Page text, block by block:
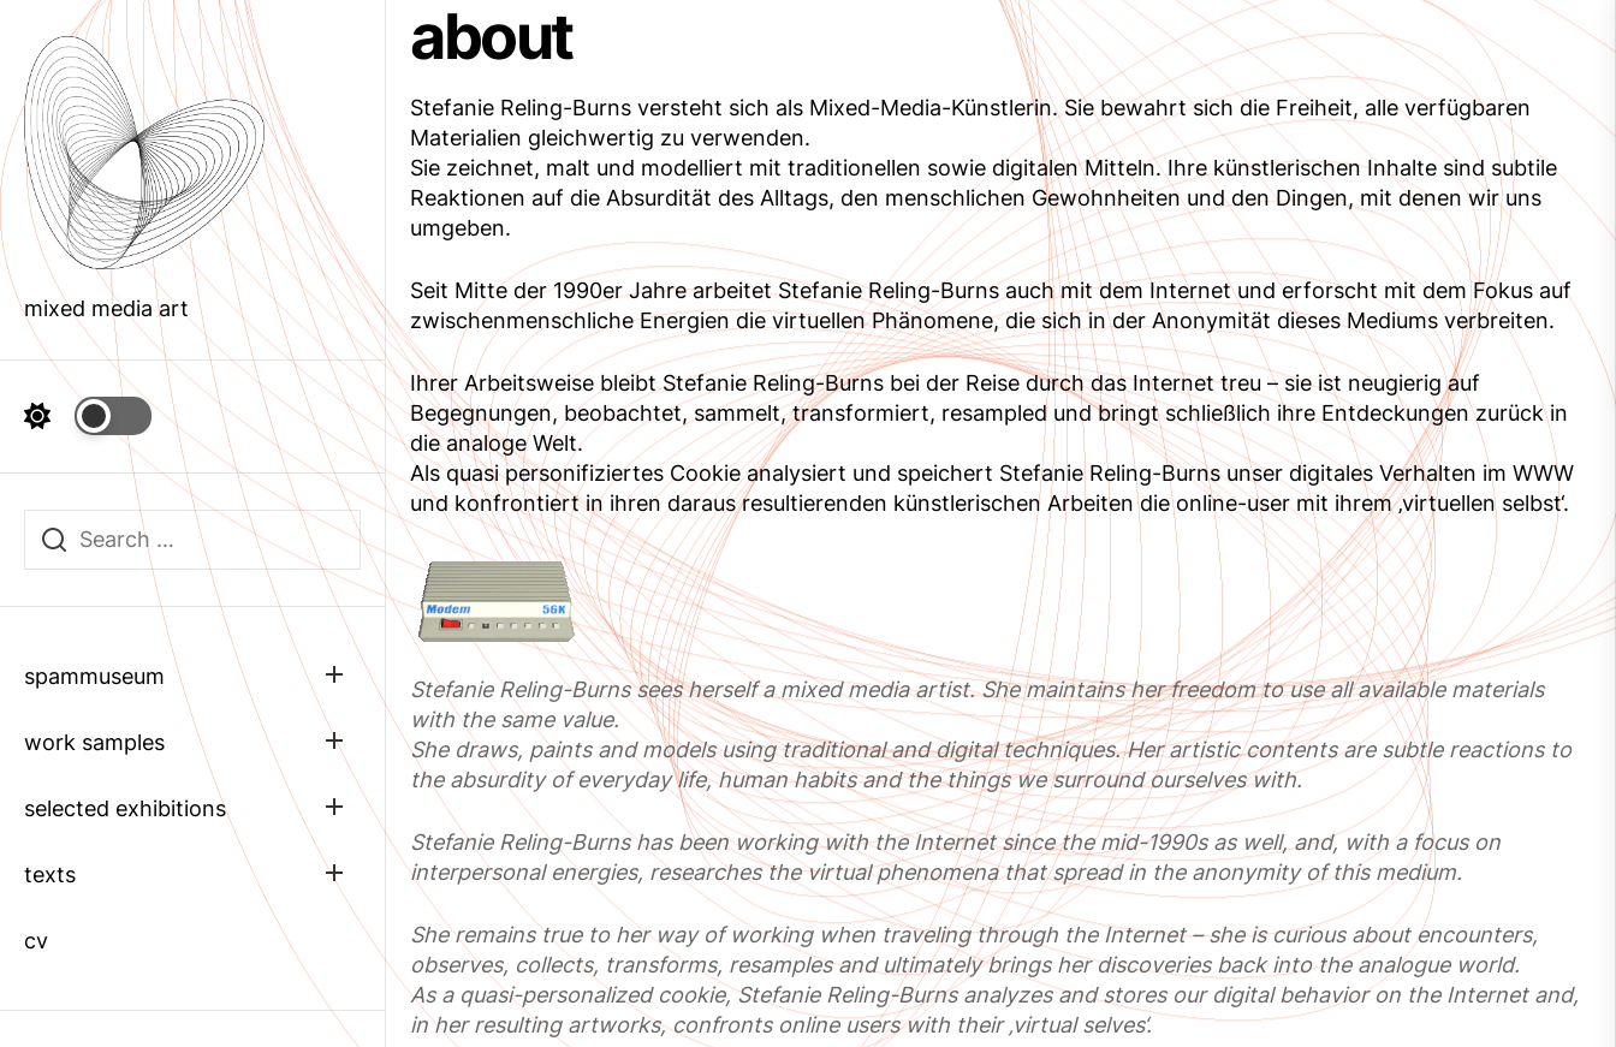
content
mixed media art
spammuseum
Show
menu
work samples
Show
sub
menu
selected exhibitions
Show
texts
Show
sub
menu
cv
about
Stefanie Reling-Burns versteht sich als Mixed-Media-Künstlerin. Sie bewahrt sich die Freiheit, alle verfügbaren
Materialien gleichwertig zu verwenden.
Sie zeichnet, malt und modelliert mit traditionellen sowie digitalen Mitteln. Ihre künstlerischen Inhalte sind subtile
Reaktionen auf die Absurdität des Alltags, den menschlichen Gewohnheiten und den Dingen, mit denen wir uns
umgeben.
Seit Mitte der 1990er Jahre arbeitet Stefanie Reling-Burns auch mit dem Internet und erforscht mit dem Fokus auf
zwischenmenschliche Energien die virtuellen Phänomene, die sich in der Anonymität dieses Mediums verbreiten.
Ihrer Arbeitsweise bleibt Stefanie Reling-Burns bei der Reise durch das Internet treu – sie ist neugierig auf
Begegnungen, beobachtet, sammelt, transformiert, resampled und bringt schließlich ihre Entdeckungen zurück in
die analoge Welt.
Als quasi personifiziertes Cookie analysiert und speichert Stefanie Reling-Burns unser digitales Verhalten im WWW
und konfrontiert in ihren daraus resultierenden künstlerischen Arbeiten die online-user mit ihrem ‚virtuellen selbst‘.
Stefanie Reling-Burns sees herself a mixed media artist. She maintains her freedom to use all available materials
with the same value.
She draws, paints and models using traditional and digital techniques. Her artistic contents are subtle reactions to
the absurdity of everyday life, human habits and the things we surround ourselves with.
Stefanie Reling-Burns has been working with the Internet since the mid-1990s as well, and, with a focus on
interpersonal energies, researches the virtual phenomena that spread in the anonymity of this medium.
She remains true to her way of working when traveling through the Internet – she is curious about encounters,
observes, collects, transforms, resamples and ultimately brings her discoveries back into the analogue world.
As a quasi-personalized cookie, Stefanie Reling-Burns analyzes and stores our digital behavior on the Internet and,
in her resulting artworks, confronts online users with their ‚virtual selves‘.